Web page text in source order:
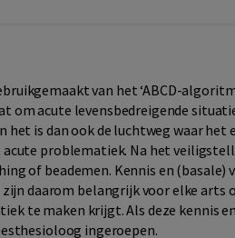
van het ‘ABCD-
om acute levensbedreigende
is dan ook de luchtweg waar het
problematiek. Na het
of beademen. Kennis en (basale)
daarom belangrijk voor elke arts
te maken krijgt. Als deze kennis
ingeroepen.